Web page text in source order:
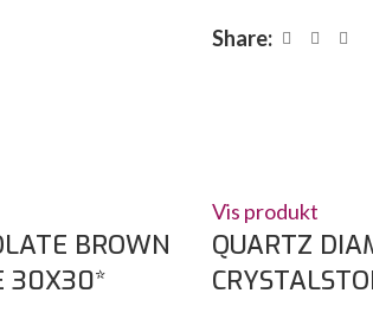
Share:
BROWN
30X30*
Vis produkt
QUARTZ